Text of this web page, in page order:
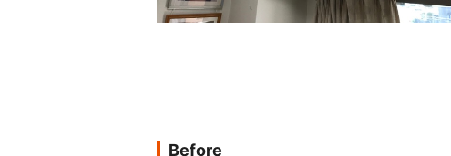
Before